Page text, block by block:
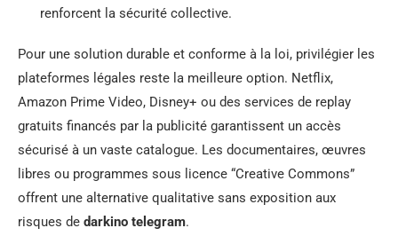
renforcent la sécurité collective.
Pour une solution durable et conforme à la loi, privilégier les
plateformes légales reste la meilleure option. Netflix,
Amazon Prime Video, Disney+ ou des services de replay
gratuits financés par la publicité garantissent un accès
sécurisé à un vaste catalogue. Les documentaires, œuvres
libres ou programmes sous licence “Creative Commons”
offrent une alternative qualitative sans exposition aux
risques de darkino telegram.